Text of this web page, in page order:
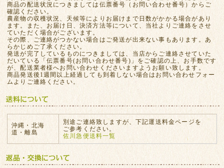
商品の配送状況につきましては伝票番号（お問い合わせ番号）からご
確認ください。
農産物の収穫状況、天候等によりお届けまで日数がかかる場合があり
ます。また、お届け日、決済方法等について、当社よりご連絡をさせ
ていただく場合がございます。
その際、ご連絡がつかない場合はご発送が出来ない事もあります。あ
らかじめご了承ください。
発送が完了しているものにつきましては、当店からご連絡させていた
だいている「伝票番号(お問い合わせ番号)」をご確認の上、お手数です
が、配送業者様へお問い合わせくださいますようお願い致します。
商品発送後1週間以上経過しても到着しない場合はお問い合わせフォー
ムよりご連絡ください。
沖縄・北海
道・離島
別途ご連絡致しますが、下記運送料金ページを
ご参考ください。
佐川急便送料一覧